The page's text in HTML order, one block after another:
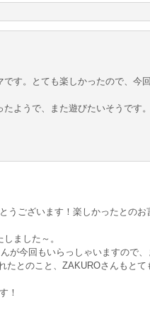
す。とても楽しかったので、今
ようで、また遊びたいそうです
うございます！楽しかったとのお
ました～。
が今回もいらっしゃいますので
たとのこと、ZAKUROさんもとて
！